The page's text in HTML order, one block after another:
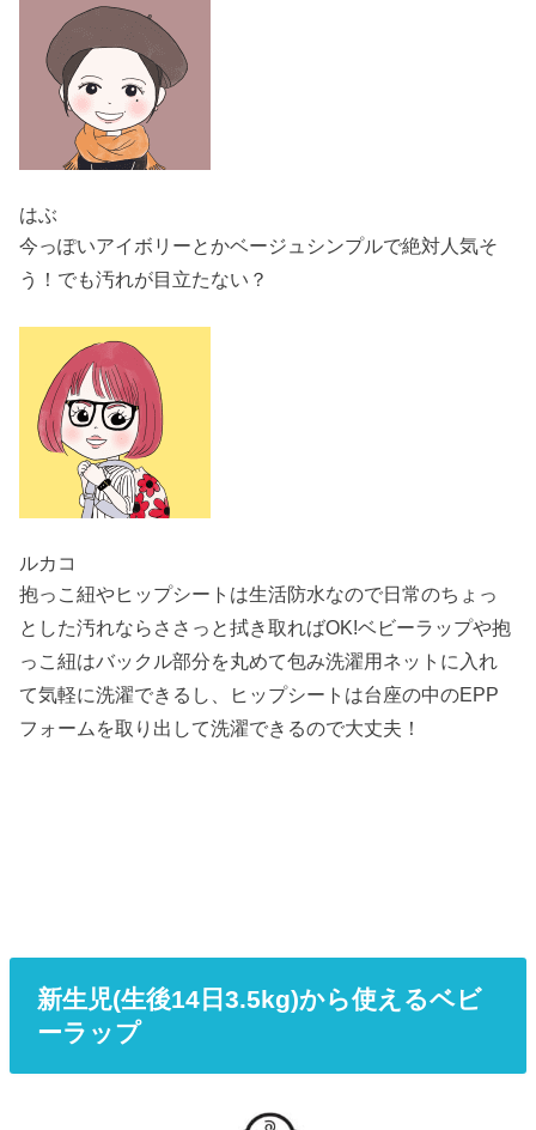
はぶ
今っぽいアイボリーとかベージュシンプルで絶対人気そ
う！でも汚れが目立たない？
ルカコ
抱っこ紐やヒップシートは生活防水なので日常のちょっ
とした汚れならささっと拭き取ればOK!ベビーラップや抱
っこ紐はバックル部分を丸めて包み洗濯用ネットに入れ
て気軽に洗濯できるし、ヒップシートは台座の中のEPP
フォームを取り出して洗濯できるので大丈夫！
新生児(生後14日3.5kg)から使えるベビ
ーラップ